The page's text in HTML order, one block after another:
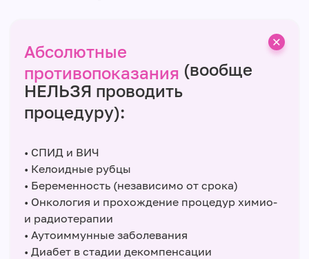
Абсолютные
противопоказания (вообще
НЕЛЬЗЯ проводить
процедуру):
• СПИД и ВИЧ
• Келоидные рубцы
• Беременность (независимо от срока)
• Онкология и прохождение процедур химио-
и радиотерапии
• Аутоиммунные заболевания
• Диабет в стадии декомпенсации